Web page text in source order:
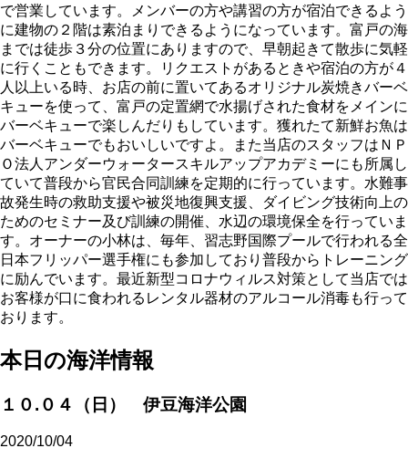
で営業しています。メンバーの方や講習の方が宿泊できるよう
に建物の２階は素泊まりできるようになっています。富戸の海
までは徒歩３分の位置にありますので、早朝起きて散歩に気軽
に行くこともできます。リクエストがあるときや宿泊の方が４
人以上いる時、お店の前に置いてあるオリジナル炭焼きバーベ
キューを使って、富戸の定置網で水揚げされた食材をメインに
バーベキューで楽しんだりもしています。獲れたて新鮮お魚は
バーベキューでもおいしいですよ。また当店のスタッフはＮＰ
Ｏ法人アンダーウォータースキルアップアカデミーにも所属し
ていて普段から官民合同訓練を定期的に行っています。水難事
故発生時の救助支援や被災地復興支援、ダイビング技術向上の
ためのセミナー及び訓練の開催、水辺の環境保全を行っていま
す。オーナーの小林は、毎年、習志野国際プールで行われる全
日本フリッパー選手権にも参加しており普段からトレーニング
に励んでいます。最近新型コロナウィルス対策として当店では
お客様が口に食われるレンタル器材のアルコール消毒も行って
おります。
本日の海洋情報
１０.０４（日） 伊豆海洋公園
2020/10/04